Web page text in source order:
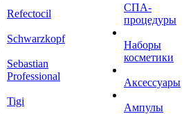
Refectocil
Schwarzkopf
Sebastian
Professional
Tigi
СПА-
процедуры
Наборы
косметики
Аксессуары
Ампулы